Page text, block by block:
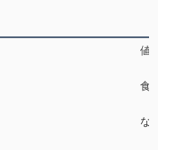
値
食品
なし